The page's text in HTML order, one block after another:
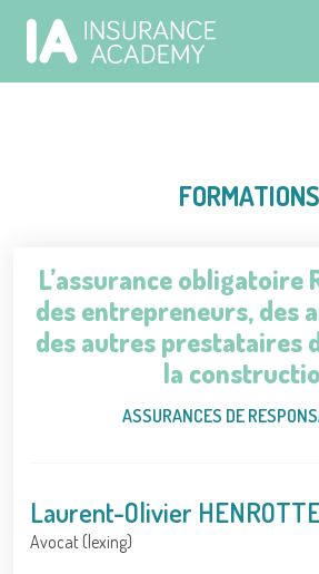
FORMATIONS
L’assurance obligatoire
des entrepreneurs, des
des autres prestataires
la
ASSURANCES DE
Laurent-Olivier
Avocat (lexing)